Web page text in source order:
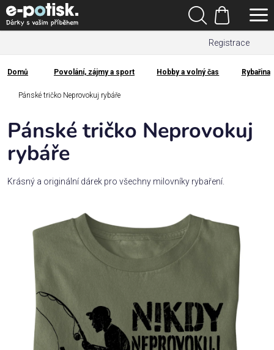
Přejít
na
obsah
Registrace
Hledat
Nákupní
košík
Kategorie
Dárek
Rodina
Povolání,
zájmy a
Příležitosti
Domácnost
Domů
Domů Povolání, zájmy a sport Hobby a volný čas Rybařina
Pánské tričko Neprovokuj rybáře
Pánské tričko Neprovokuj
rybáře
Krásný a originální dárek pro všechny milovníky rybaření.